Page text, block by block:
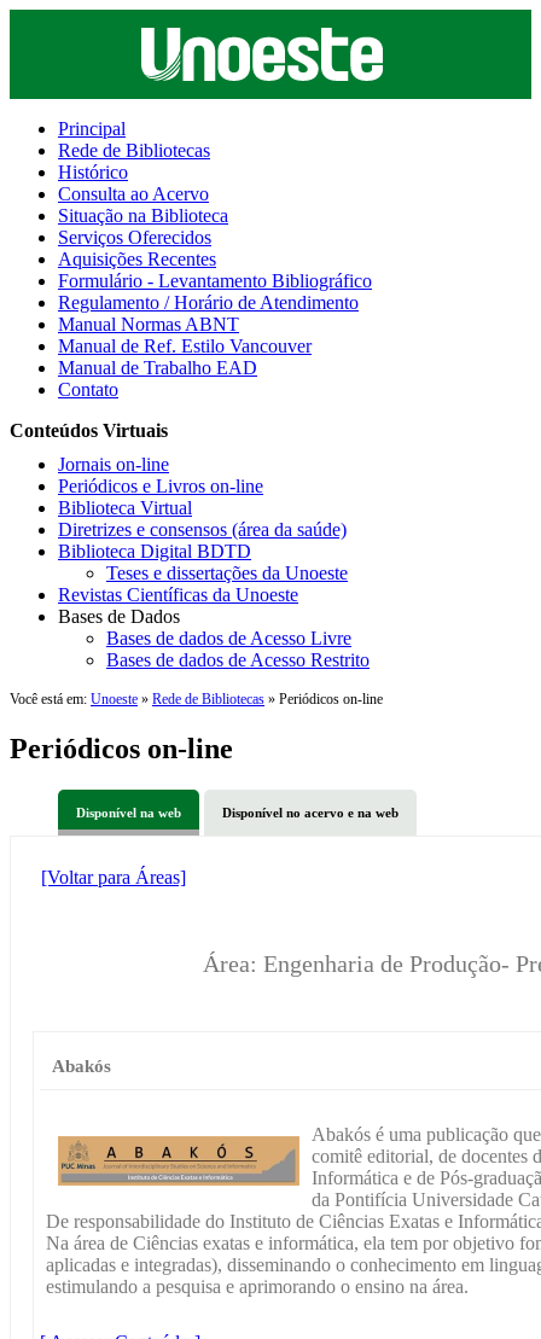
Principal
Rede de Bibliotecas
Histórico
Consulta ao Acervo
Situação na Biblioteca
Serviços Oferecidos
Aquisições Recentes
Formulário - Levantamento Bibliográfico
Regulamento / Horário de Atendimento
Manual Normas ABNT
Manual de Ref. Estilo Vancouver
Manual de Trabalho EAD
Contato
Conteúdos Virtuais
Jornais on-line
Periódicos e Livros on-line
Biblioteca Virtual
Diretrizes e consensos (área da saúde)
Biblioteca Digital BDTD
Teses e dissertações da Unoeste
Revistas Científicas da Unoeste
Bases de Dados
Bases de dados de Acesso Livre
Bases de dados de Acesso Restrito
Você está em: Unoeste » Rede de Bibliotecas » Periódicos on-line
Periódicos on-line
Disponível na web Disponível no acervo e na web
[Voltar para Áreas]
Área: Engenharia de Produção-
Abakós
Abakós é uma publicação
comitê editorial, de docentes
Informática e de Pós-
da Pontifícia Universidade
De responsabilidade do Instituto de Ciências Exatas e
Na área de Ciências exatas e informática, ela tem por objetivo
aplicadas e integradas), disseminando o conhecimento em
estimulando a pesquisa e aprimorando o ensino na área.